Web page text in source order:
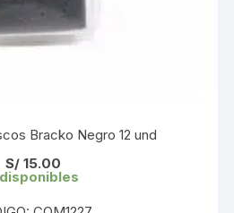
Bracko Negro 12 und
S/15.00